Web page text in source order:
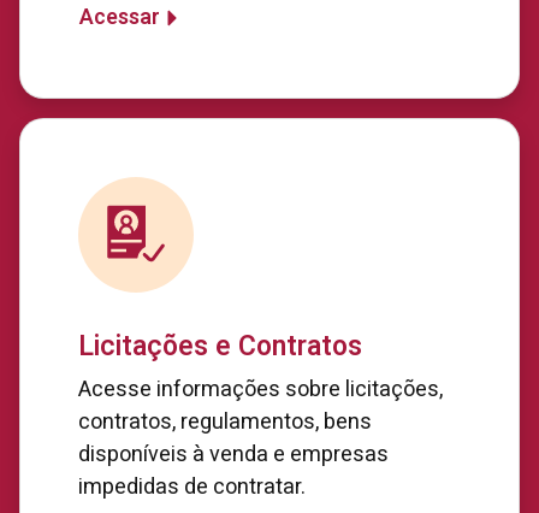
Acessar
Licitações e Contratos
Acesse informações sobre licitações,
contratos, regulamentos, bens
disponíveis à venda e empresas
impedidas de contratar.